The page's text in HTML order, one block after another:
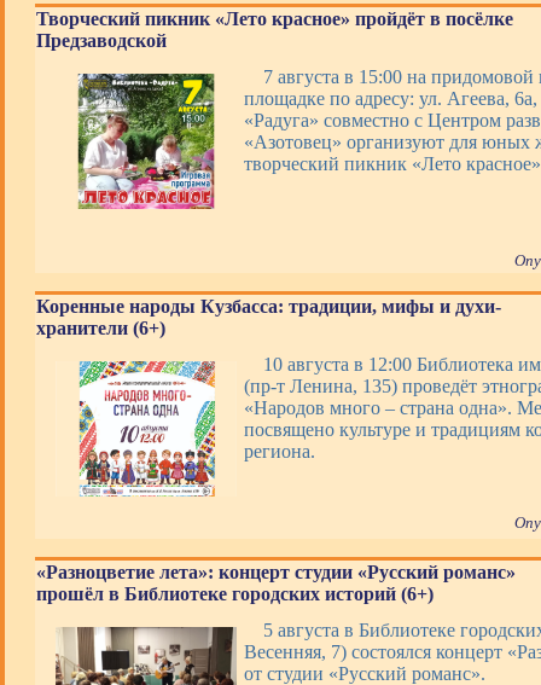
Творческий пикник «Лето красное» пройдёт в посёлке
Предзаводской
7 августа в 15:00 на придомовой
площадке по адресу: ул. Агеева,
«Радуга» совместно с Центром
«Азотовец» организуют для юных
творческий пикник «Лето
Коренные народы Кузбасса: традиции, мифы и духи-
хранители (6+)
10 августа в 12:00 Библиотека
(пр-т Ленина, 135) проведёт
«Народов много – страна одна».
посвящено культуре и традициям
региона.
«Разноцветие лета»: концерт студии «Русский романс»
прошёл в Библиотеке городских историй (6+)
5 августа в Библиотеке
Весенняя, 7) состоялся концерт
от студии «Русский романс».